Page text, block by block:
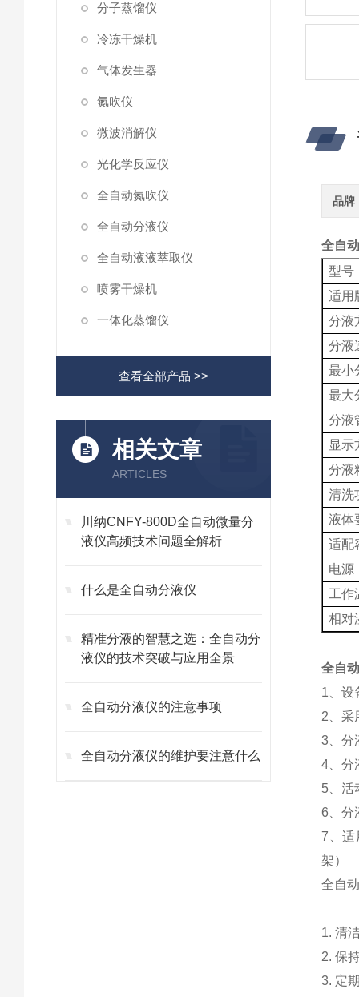
分子蒸馏仪
冷冻干燥机
气体发生器
氮吹仪
微波消解仪
光化学反应仪
全自动氮吹仪
全自动分液仪
全自动液液萃取仪
喷雾干燥机
一体化蒸馏仪
查看全部产品 >>
相关文章
ARTICLES
川纳CNFY-800D全自动微量分
液仪高频技术问题全解析
什么是全自动分液仪
精准分液的智慧之选：全自动分
液仪的技术突破与应用全景
全自动分液仪的注意事项
全自动分液仪的维护要注意什么
品牌
全自
型号
适用
分液
分液
最小
最大
分液
显示
分液
清洗
液体
适配
电源
工作
相对
全自
1、设
2、采
3、分
4、分
5、活
6、分
7、适
架）
全自
1. 清
2. 保
3. 定